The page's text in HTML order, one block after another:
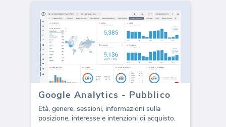
Google Analytics - Pubblico
Età, genere, sessioni, informazioni sulla
posizione, interesse e intenzioni di acquisto.